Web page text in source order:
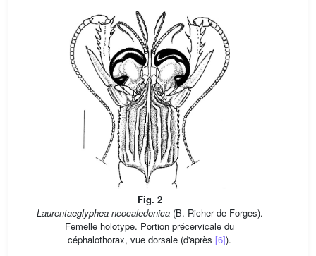
Fig. 2
Laurentaeglyphea neocaledonica(B. Richer de Forges).
Femelle holotype. Portion précervicale du
céphalothorax, vue dorsale (d'après [6]).